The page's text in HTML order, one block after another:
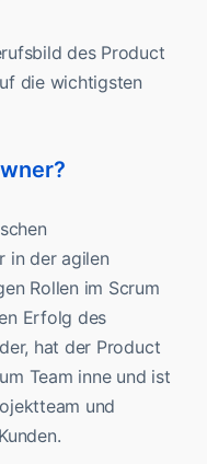
des Product
die wichtigsten
in der agilen
Rollen im Scrum
Erfolg des
hat der Product
Team inne und ist
und